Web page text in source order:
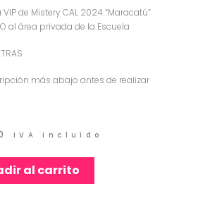
de Mistery CAL 2024 “Maracatú”
al área privada de la Escuela
más abajo antes de realizar
IVA incluído
al carrito